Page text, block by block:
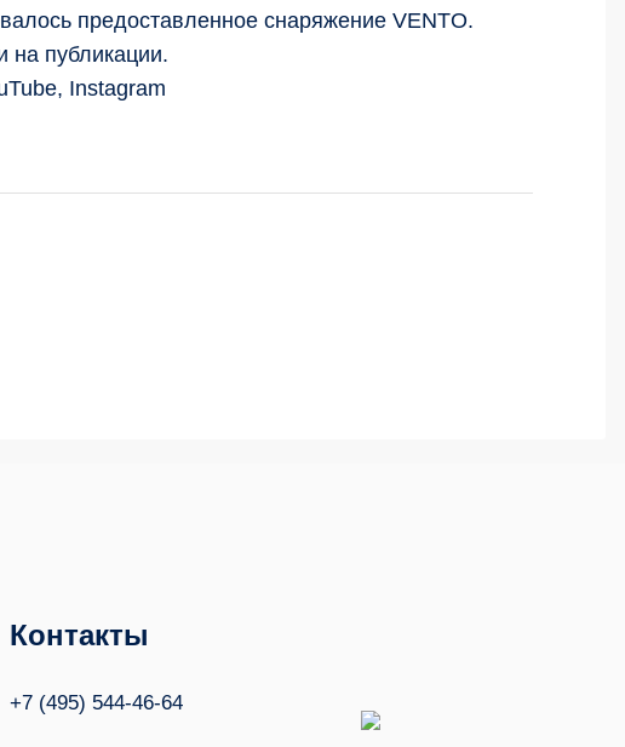
предоставленное снаряжение VENTO.
публикации.
Instagram
Контакты
+7 (495) 544-46-64